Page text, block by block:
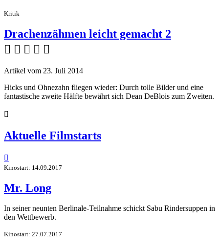
Kritik
Drachenzähmen leicht gemacht 2
    
Artikel vom 23. Juli 2014
Hicks und Ohnezahn fliegen wieder: Durch tolle Bilder und eine
fantastische zweite Hälfte bewährt sich Dean DeBlois zum Zweiten.

Aktuelle Filmstarts

Kinostart: 14.09.2017
Mr. Long
In seiner neunten Berlinale-Teilnahme schickt Sabu Rindersuppen in
den Wettbewerb.
Kinostart: 27.07.2017